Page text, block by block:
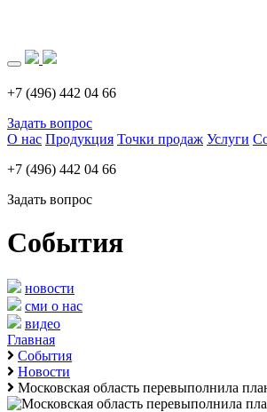
+7 (496) 442 04 66
Задать вопрос
О нас Продукция Точки продаж Услуги
+7 (496) 442 04 66
Задать вопрос
События
новости
сми о нас
видео
Главная
События
Новости
Московская область перевыполнила